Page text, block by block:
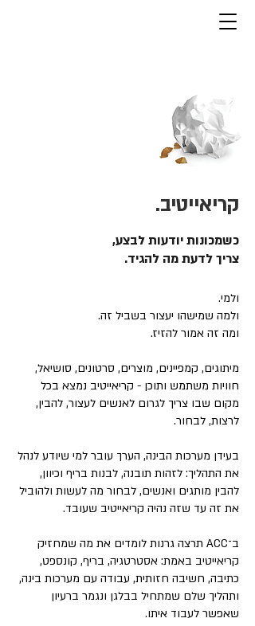
קריאייטיב.
כשמכונות יודעות לבצע,
צריך לדעת מה להגיד.
ולמי.
ולמה שמישהו יעצור בשביל זה.
ומה זה אמור להזיז.
מיתוגים, קמפיינים, מוצרים, סרטונים, סושיאל,
חוויות משתמש ותוכן - קריאייטיב נמצא בכל
מקום שבו צריך לגרום לאנשים לעצור, להבין,
לרצות, לבחור.
בעידן מערכות הבינה, הערך עובר למי שיודע לנהל
את התהליך: לזהות תובנה, לבנות בריף וכיוון,
להבין מותגים ואנשים, לבחור מה לעשות ולהוביל
את זה עד שזה נהיה קריאייטיב שעובד.
ב־ACC תרצה גרנות לומדים את מה שמחזיק
קריאייטיב באמת: אסטרטגיה, בריף, קונספט,
כתיבה, חשיבה חזותית, עבודה עם מערכות בינה,
ותהליך שלם שמתחיל בבלגן ונגמר ברעיון
שאפשר לעבוד איתו.